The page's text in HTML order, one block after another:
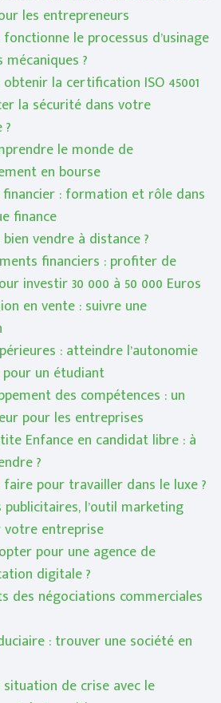
les entrepreneurs
le processus d’usinage
mécaniques ?
la certification ISO 45001
la sécurité dans votre
le monde de
en bourse
financier : formation et rôle dans
finance
vendre à distance ?
financiers : profiter de
investir 30 000 à 50 000 Euros
en vente : suivre une
: atteindre l’autonomie
un étudiant
des compétences : un
pour les entreprises
Enfance en candidat libre : à
?
pour travailler dans le luxe ?
publicitaires, l’outil marketing
votre entreprise
pour une agence de
digitale ?
des négociations commerciales
: trouver une société en
situation de crise avec le